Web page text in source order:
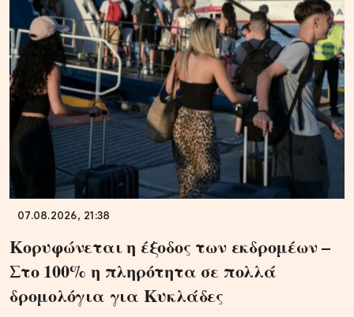
07.08.2026, 21:38
Κορυφώνεται η έξοδος των εκδρομέων –
Στο 100% η πληρότητα σε πολλά
δρομολόγια για Κυκλάδες